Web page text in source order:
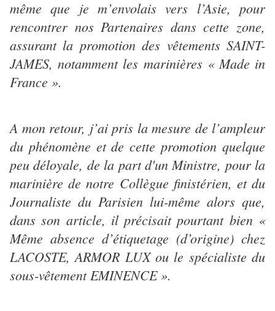
même que je m’envolais vers l’Asie, pour
rencontrer nos Partenaires dans cette zone,
assurant la promotion des vêtements SAINT-
JAMES, notamment les marinières « Made in
France ».
A mon retour, j’ai pris la mesure de l’ampleur
du phénomène et de cette promotion quelque
peu déloyale, de la part d'un Ministre, pour la
marinière de notre Collègue finistérien, et du
Journaliste du Parisien lui-même alors que,
dans son article, il précisait pourtant bien «
Même absence d’étiquetage (d’origine) chez
LACOSTE, ARMOR LUX ou le spécialiste du
sous-vêtement EMINENCE ».